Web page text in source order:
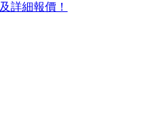
詳細報價！